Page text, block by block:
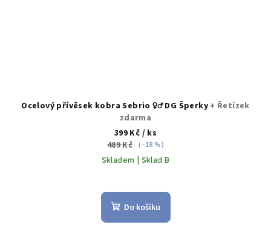
Ocelový přívěsek kobra Sebrio ♀️♂️ DG Šperky + Řetízek
zdarma
399 Kč / ks
489 Kč (–18 %)
Skladem | Sklad B
Do košíku